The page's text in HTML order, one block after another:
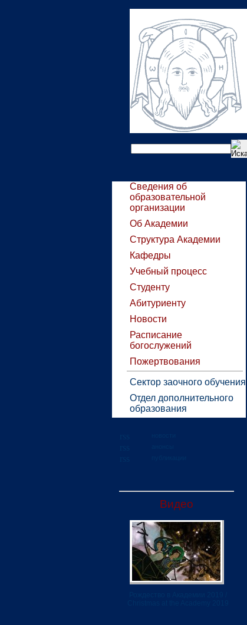
Сведения об
образовательной
организации
Об Академии
Структура Академии
Кафедры
Учебный процесс
Студенту
Абитуриенту
Новости
Расписание
богослужений
Пожертвования
Сектор заочного обучения
Отдел дополнительного
образования
Видео